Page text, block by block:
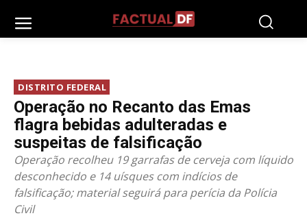
DISTRITO FEDERAL
Operação no Recanto das Emas
flagra bebidas adulteradas e
suspeitas de falsificação
Operação recolheu 19 garrafas de cerveja com líquido
desconhecido e 14 uísques com indícios de
falsificação; material seguirá para perícia da Polícia
Civil